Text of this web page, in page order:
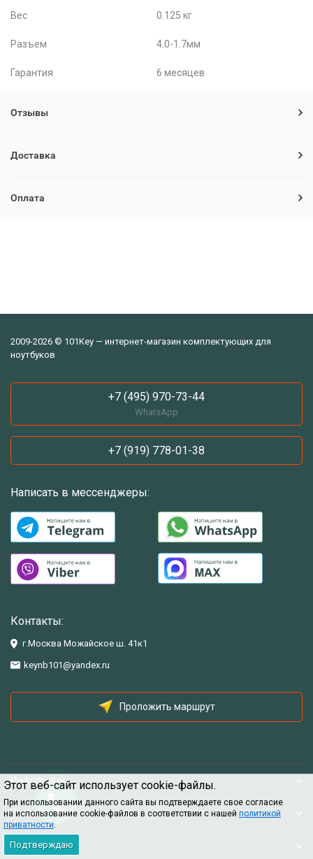
Этот веб-сайт использует cookie-файлы.
При использовании данного сайта вы подтверждаете свое согласие
на использование cookie-файлов в соответствии с нашей политикой
приватности.
Подтверждаю
Вес 0.125 кг
Разъем 4.0-1.7мм
Гарантия 6 месяцев
Отзывы
Доставка
Оплата
2009-2026 © 101Key — интернет-магазин комплектующих для
ноутбуков
+7 (495) 970-73-44
WhatsApp
+7 (919) 778-01-38
Написать в мессенджеры:
Контакты:
г.Москва Можайское ш. 41к1
keynb101@yandex.ru
Проложить маршрут
Информация
Помощь
Информация